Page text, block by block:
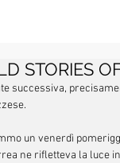
STORIES
successiva,
un venerdì
ne rifletteva la luce